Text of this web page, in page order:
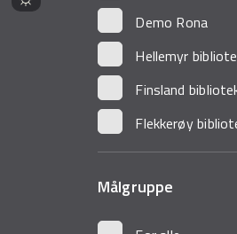
Demo Rona
Hellemyr
Finsland
Flekkerøy
Målgruppe